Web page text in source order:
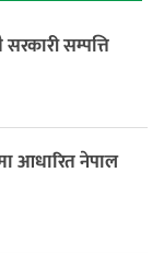
सम्पत्ति
आधारित नेपाल